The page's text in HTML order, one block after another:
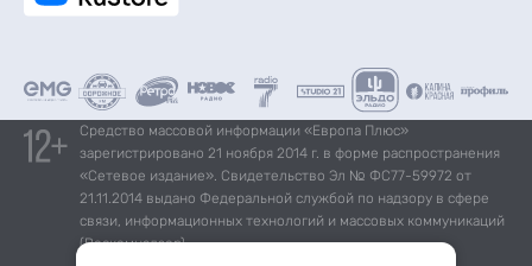
Средство массовой информации «Европа Плюс»
зарегистрировано 21 ноября 2014 г. в форме распространения
«Сетевое издание». Свидетельство Эл № ФС77-59972 от
21.11.2014 выдано Федеральной службой по надзору в сфере
связи, информационных технологий и массовых коммуникаций
(Роскомнадзор).